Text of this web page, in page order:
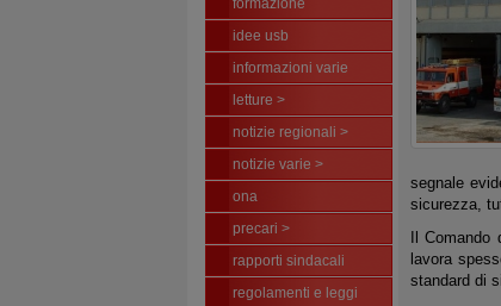
formazione
idee usb
informazioni varie
letture >
notizie regionali >
notizie varie >
ona
precari >
rapporti sindacali
regolamenti e leggi
segnale
sicurezza,
Il
lavora
standard di